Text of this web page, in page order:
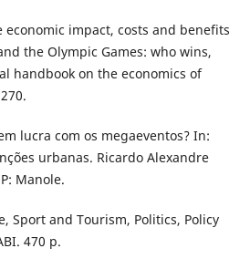
economic impact, costs and benefits
the Olympic Games: who wins,
handbook on the economics of
lucra com os megaeventos? In:
urbanas. Ricardo Alexandre
Manole.
Sport and Tourism, Politics, Policy
470 p.